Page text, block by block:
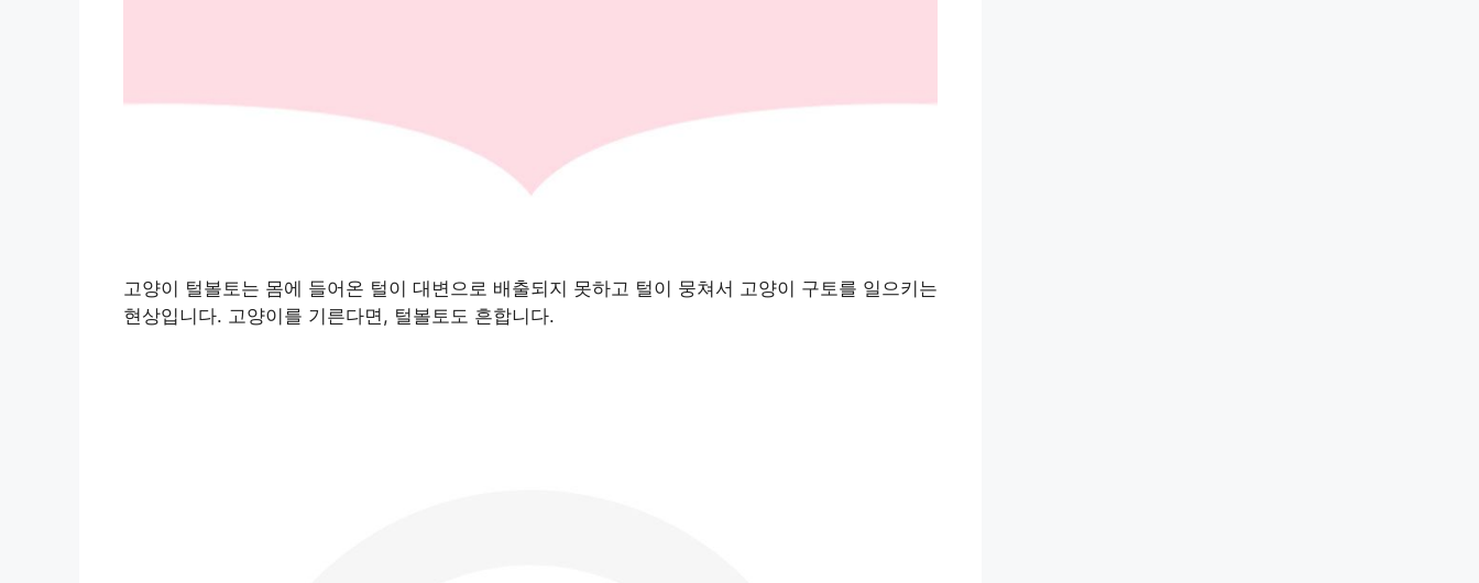
고양이 털볼토는 몸에 들어온 털이 대변으로 배출되지 못하고 털이 뭉쳐서 고양이 구토를 일으키는
현상입니다. 고양이를 기른다면, 털볼토도 흔합니다.